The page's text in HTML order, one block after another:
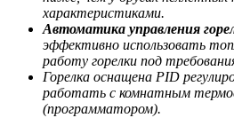
характеристиками.
Автоматика управления
эффективно использовать
работу горелки под
Горелка оснащена PID
работать с комнатным
(программатором).